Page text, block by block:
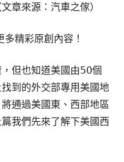
章來源：汽車之傢）
精彩原創內容！
但也知道美國由50個
到的外交部專用美國地
通過美國東、西部地區
我們先來了解下美國西